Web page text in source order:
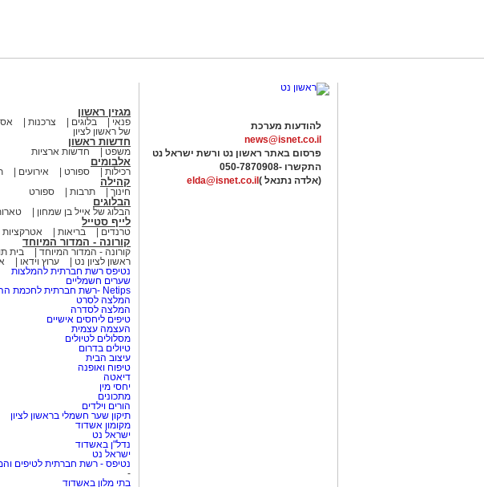
להודעות מערכת
news@isnet.co.il
פרסום באתר ראשון נט ורשת ישראל נט
התקשרו -050-7870908
(אלדה נתנאל ) elda@isnet.co.il
מגזין ראשון
פנאי בלוגים צרכנות
של ראשון לציון
חדשות ראשון
משפט חדשות ארציות
אלבומים
רכילות ספורט אירועים
קהילה
חינוך תרבות ספורט
הבלוגים
הבלוג של אייל בן שמחון
לייף סטייל
טרנדים בריאות אטרקציות
קורונה - המדור המיוחד
קורונה - המדור המיוחד
בית
ראשון לציון נט
ערוץ וידאו
נטיפס רשת חברתית להמלצות
שערים חשמליים
Netips -רשת חברתית לחכמת ההמונים
המלצה לסרט
המלצה לסדרה
טיפים ליחסים אישיים
העצמה עצמית
מסלולים לטיולים
טיולים בדרום
עיצוב הבית
טיפוח ואופנה
דיאטה
יחסי מין
מתכונים
הורים וילדים
תיקון שער חשמלי בראשון לציון
מקומון אשדוד
ישראל נט
נדל"ן באשדוד
ישראל נט
נטיפס - רשת חברתית לטיפים
-
בתי מלון באשדוד